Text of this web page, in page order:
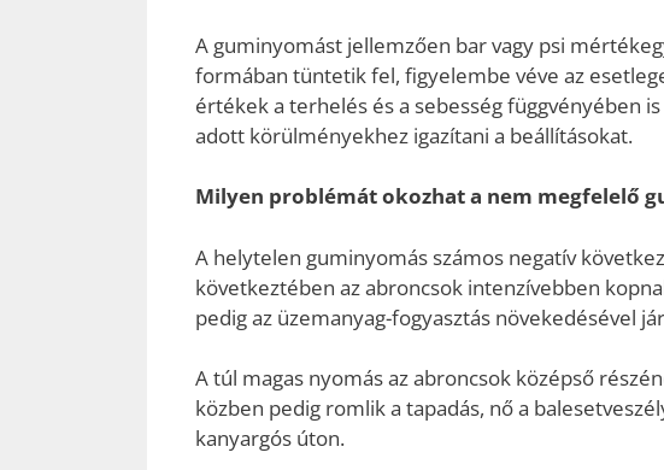
A guminyomást jellemzően bar vagy psi
formában tüntetik fel, figyelembe véve az
értékek a terhelés és a sebesség függvényében
adott körülményekhez igazítani a beállításokat.
Milyen problémát okozhat a nem megfelelő
A helytelen guminyomás számos negatív
következtében az abroncsok intenzívebben
pedig az üzemanyag-fogyasztás növekedésével
A túl magas nyomás az abroncsok középső
közben pedig romlik a tapadás, nő a
kanyargós úton.